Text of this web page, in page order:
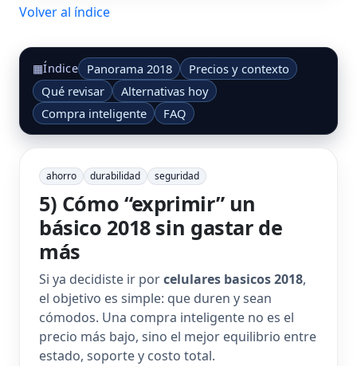
Volver al índice
▦Índice Panorama 2018
Precios y contexto
Qué revisar
Alternativas hoy
Compra inteligente
FAQ
ahorro durabilidad seguridad
5) Cómo “exprimir” un
básico 2018 sin gastar de
más
Si ya decidiste ir porcelulares basicos 2018,
el objetivo es simple: que duren y sean
cómodos. Una compra inteligente no es el
precio más bajo, sino el mejor equilibrio entre
estado, soporte y costo total.